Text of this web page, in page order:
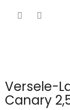
Versele-
Canary